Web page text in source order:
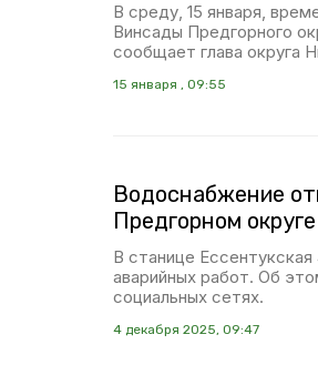
В среду, 15 января,
Винсады Предгорного
сообщает глава округа
15 января , 09:55
Водоснабжение
Предгорном
В станице
аварийных работ. Об
социальных сетях.
4 декабря 2025, 09:47